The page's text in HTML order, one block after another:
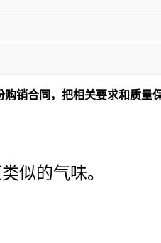
销合同，把相关要求和质量
似的气味。